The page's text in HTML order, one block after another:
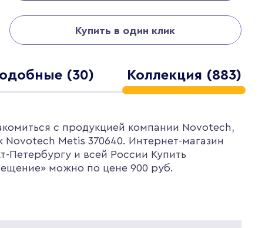
Купить в один клик
(30) Коллекция (883)
с продукцией компании Novotech,
Metis 370640. Интернет-магазин
Петербургу и всей России Купить
можно по цене 900 руб.